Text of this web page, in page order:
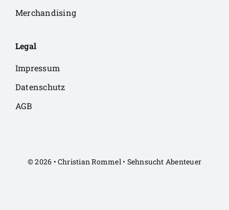
Merchandising
Legal
Impressum
Datenschutz
AGB
© 2026 • Christian Rommel • Sehnsucht Abenteuer